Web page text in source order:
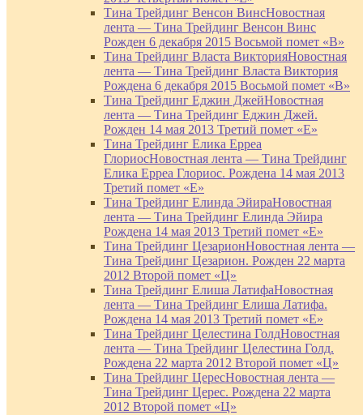
Тина Трейдинг Венсон ВинсНовостная
лента — Тина Трейдинг Венсон Винс
Рожден 6 декабря 2015 Восьмой помет «В»
Тина Трейдинг Власта ВикторияНовостная
лента — Тина Трейдинг Власта Виктория
Рождена 6 декабря 2015 Восьмой помет «В»
Тина Трейдинг Еджин ДжейНовостная
лента — Тина Трейдинг Еджин Джей.
Рожден 14 мая 2013 Третий помет «Е»
Тина Трейдинг Елика Ерреа
ГлориосНовостная лента — Тина Трейдинг
Елика Ерреа Глориос. Рождена 14 мая 2013
Третий помет «Е»
Тина Трейдинг Елинда ЭйираНовостная
лента — Тина Трейдинг Елинда Эйира
Рождена 14 мая 2013 Третий помет «Е»
Тина Трейдинг ЦезарионНовостная лента —
Тина Трейдинг Цезарион. Рожден 22 марта
2012 Второй помет «Ц»
Тина Трейдинг Елиша ЛатифаНовостная
лента — Тина Трейдинг Елиша Латифа.
Рождена 14 мая 2013 Третий помет «Е»
Тина Трейдинг Целестина ГолдНовостная
лента — Тина Трейдинг Целестина Голд.
Рождена 22 марта 2012 Второй помет «Ц»
Тина Трейдинг ЦересНовостная лента —
Тина Трейдинг Церес. Рождена 22 марта
2012 Второй помет «Ц»